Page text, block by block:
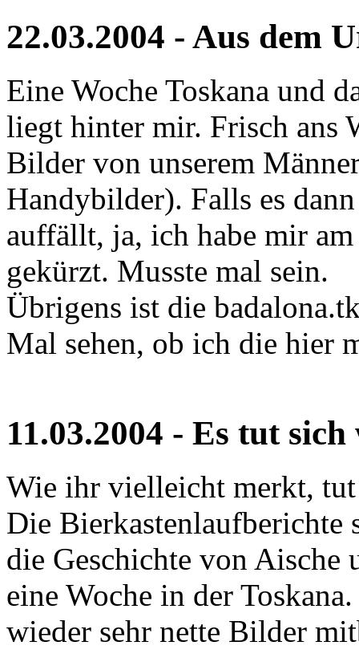
22.03.2004 - Aus dem
Eine Woche Toskana und
liegt hinter mir. Frisch ans
Bilder von unserem
Handybilder). Falls es
auffällt, ja, ich habe mir
gekürzt. Musste mal sein.
Übrigens ist die
Mal sehen, ob ich die hier
11.03.2004 - Es tut sich
Wie ihr vielleicht merkt, tut
Die Bierkastenlaufberichte
die Geschichte von
eine Woche in der
wieder sehr nette Bilder